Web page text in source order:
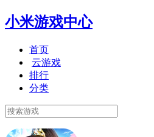
小米游戏中心
首页
云游戏
排行
分类